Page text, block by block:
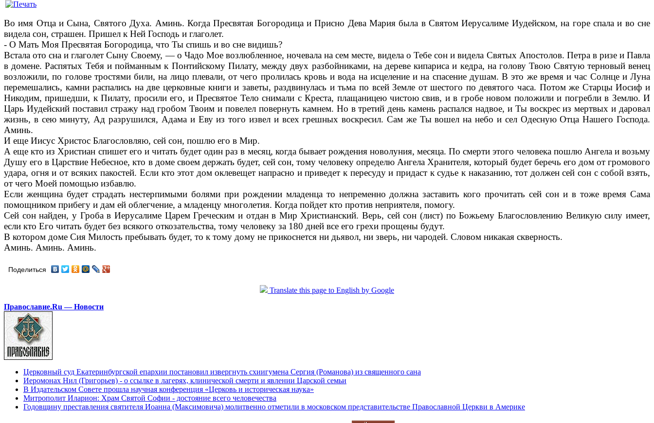
Во имя Отца и Сына, Святого Духа. Аминь. Когда Пресвятая Богородица и Присно Дева Мария была в Святом Иерусалиме Иудейском, на горе спала и во сне
видела сон, страшен. Пришел к Ней Господь и глаголет.
- О Мать Моя Пресвятая Богородица, что Ты спишь и во сне видишь?
Встала ото сна и глаголет Сыну Своему, — о Чадо Мое возлюбленное, ночевала на сем месте, видела о Тебе сон и видела Святых Апостолов. Петра в ризе и Павла
в домене. Распятых Тебя и пойманным к Понтийскому Пилату, между двух разбойниками, на дереве кипариса и кедра, на голову Твою Святую терновый венец
возложили, по голове тростями били, на лицо плевали, от чего пролилась кровь и вода на исцеление и на спасение душам. В это же время и час Солнце и Луна
перемешались, камни распались на две церковные книги и заветы, раздвинулась и тьма по всей Земле от шестого по девятого часа. Потом же Старцы Иосиф и
Никодим, пришедши, к Пилату, просили его, и Пресвятое Тело снимали с Креста, плащаницею чистою свив, и в гробе новом положили и погребли в Землю. И
Царь Иудейский поставил стражу над гробом Твоим и повелел повернуть камнем. Но в третий день камень распался надвое, и Ты воскрес из мертвых и даровал
жизнь, в сею минуту, Ад разрушился, Адама и Еву из того извел и всех грешных воскресил. Сам же Ты вошел на небо и сел Одесную Отца Нашего Господа.
Аминь.
И еще Иисус Христос Благословляю, сей сон, пошлю его в Мир.
А еще кто из Христиан спишет его и читать будет один раз в месяц, когда бывает рождения новолуния, месяца. По смерти этого человека пошлю Ангела и возьму
Душу его в Царствие Небесное, кто в доме своем держать будет, сей сон, тому человеку определю Ангела Хранителя, который будет беречь его дом от громового
удара, огня и от всяких пакостей. Если кто этот дом оклевещет напрасно и приведет к пересуду и придаст к судье к наказанию, тот должен сей сон с собой взять,
от чего Моей помощью избавлю.
Если женщина будет страдать нестерпимыми болями при рождении младенца то непременно должна заставить кого прочитать сей сон и в тоже время Сама
помощником прибегу и дам ей облегчение, а младенцу многолетия. Когда пойдет кто против неприятеля, помогу.
Сей сон найден, у Гроба в Иерусалиме Царем Греческим и отдан в Мир Христианский. Верь, сей сон (лист) по Божьему Благословлению Великую силу имеет,
если кто Его читать будет без всякого откозательства, тому человеку за 180 дней все его грехи прощены будут.
В котором доме Сия Милость пребывать будет, то к тому дому не прикоснется ни дьявол, ни зверь, ни чародей. Словом никакая скверность.
Аминь. Аминь. Аминь.
Поделиться
Translate this page to English by Google
Православие.Ru — Новости
Церковный суд Екатеринбургской епархии постановил извергнуть схиигумена Сергия (Романова) из священного сана
Иеромонах Нил (Григорьев) - о ссылке в лагерях, клинической смерти и явлении Царской семьи
В Издательском Совете прошла научная конференция «Церковь и историческая наука»
Митрополит Иларион: Храм Святой Софии - достояние всего человечества
Годовщину преставления святителя Иоанна (Максимовича) молитвенно отметили в московском представительстве Православной Церкви в Америке